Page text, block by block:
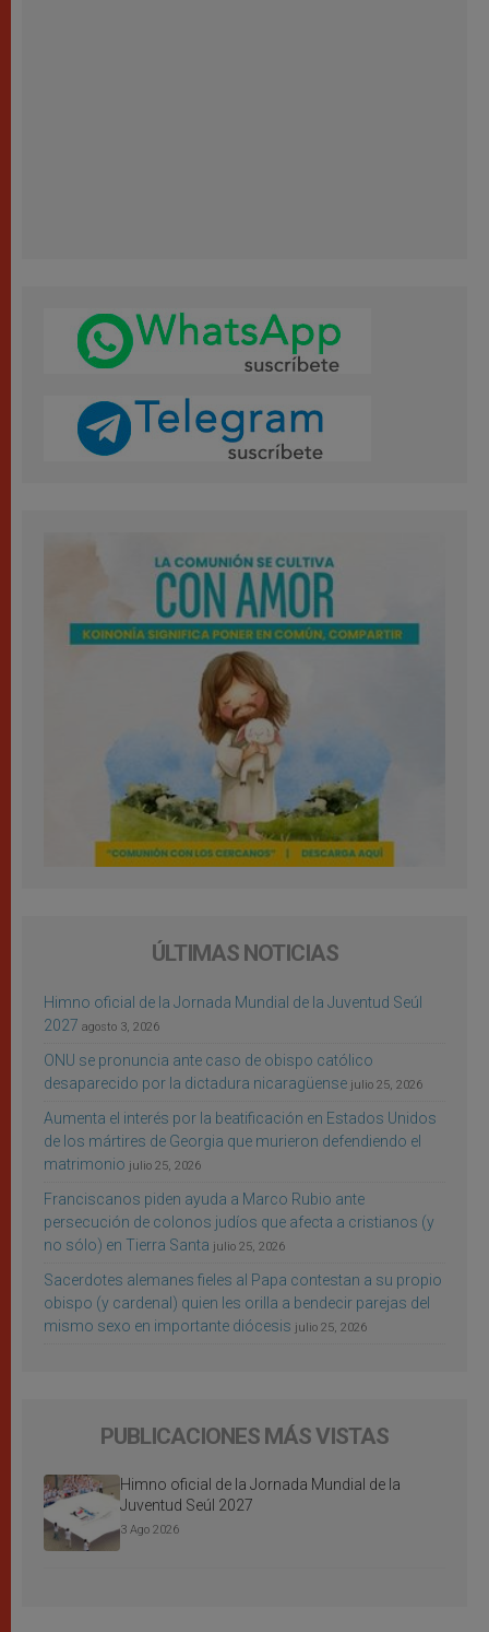
ÚLTIMAS NOTICIAS
Himno oficial de la Jornada Mundial de la Juventud Seúl
2027 agosto 3, 2026
ONU se pronuncia ante caso de obispo católico
desaparecido por la dictadura nicaragüense julio 25, 2026
Aumenta el interés por la beatificación en Estados Unidos
de los mártires de Georgia que murieron defendiendo el
matrimonio julio 25, 2026
Franciscanos piden ayuda a Marco Rubio ante
persecución de colonos judíos que afecta a cristianos (y
no sólo) en Tierra Santa julio 25, 2026
Sacerdotes alemanes fieles al Papa contestan a su propio
obispo (y cardenal) quien les orilla a bendecir parejas del
mismo sexo en importante diócesis julio 25, 2026
PUBLICACIONES MÁS VISTAS
Himno oficial de la Jornada Mundial de la
Juventud Seúl 2027
3 Ago 2026